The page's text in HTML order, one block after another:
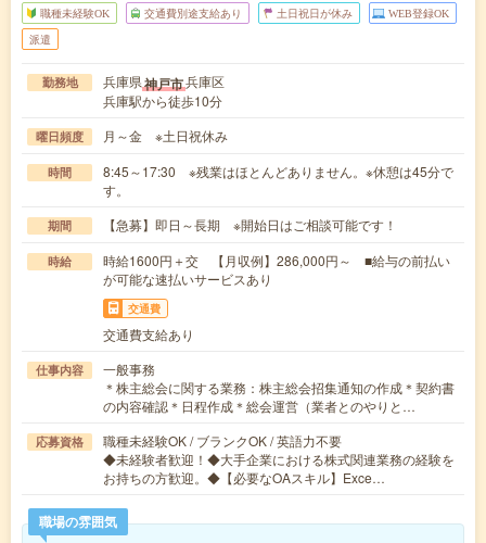
職種未経験OK 交通費別途支給あり 土日祝日が休み WEB登録OK
派遣
勤務地 兵庫県神戸市兵庫区
兵庫駅から徒歩10分
曜日頻度 月～金 ※土日祝休み
時間
8:45～17:30 ※残業はほとんどありません。※休憩は45分で
す。
期間 【急募】即日～長期 ※開始日はご相談可能です！
時給
時給1600円＋交 【月収例】286,000円～ ■給与の前払い
が可能な速払いサービスあり
交通費
交通費支給あり
仕事内容
一般事務
＊株主総会に関する業務：株主総会招集通知の作成＊契約書
の内容確認＊日程作成＊総会運営（業者とのやりと…
応募資格
職種未経験OK / ブランクOK / 英語力不要
◆未経験者歓迎！◆大手企業における株式関連業務の経験を
お持ちの方歓迎。◆【必要なOAスキル】Exce…
職場の雰囲気